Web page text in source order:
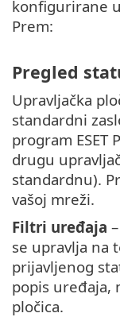
konfigurirane u
Prem:
Pregled
Upravljačka
standardni
program ESET
drugu
standardnu).
vašoj mreži.
Filtri uređaja
se upravlja na
prijavljenog
popis uređaja,
pločica.